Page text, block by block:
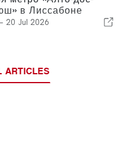
в Лиссабоне
20 Jul 2026
ARTICLES